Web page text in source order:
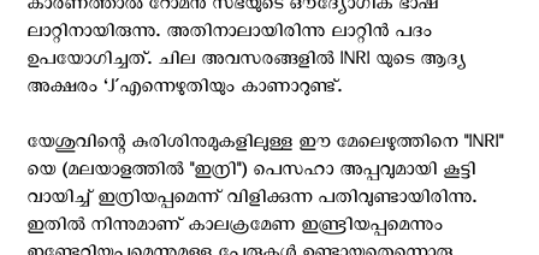
കാരണത്താല്‍ റോമന്‍ സഭയുടെ ഔദ്യോഗിക ഭാഷ
ലാറ്റിനായിരുന്നു. അതിനാലായിരിന്നു ലാറ്റിന്‍ പദം
ഉപയോഗിച്ചത്. ചില അവസരങ്ങളില്‍ INRI യുടെ ആദ്യ
അക്ഷരം ‘J´എന്നെഴുതിയും കാണാറുണ്ട്.
യേശുവിന്റെ കുരിശിനുമുകളിലുള്ള ഈ മേലെഴുത്തിനെ "INRI"
യെ (മലയാളത്തില്‍ "ഇന്രി") പെസഹാ അപ്പവുമായി കൂട്ടി
വായിച്ച് ഇന്രിയപ്പമെന്ന് വിളിക്കുന്ന പതിവുണ്ടായിരിന്നു.
ഇതില്‍ നിന്നുമാണ് കാലക്രമേണ ഇണ്ട്രിയപ്പമെന്നും